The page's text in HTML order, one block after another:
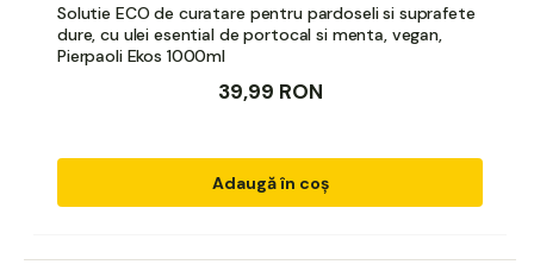
Solutie ECO de curatare pentru pardoseli si suprafete
dure, cu ulei esential de portocal si menta, vegan,
Pierpaoli Ekos 1000ml
39,99 RON
Adaugă în coș